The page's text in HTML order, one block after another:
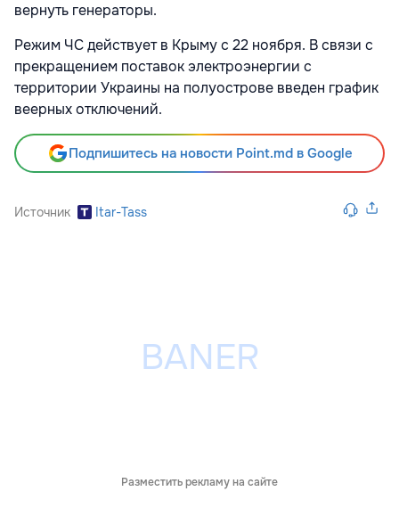
вернуть генераторы.
Режим ЧС действует в Крыму с 22 ноября. В связи с
прекращением поставок электроэнергии с
территории Украины на полуострове введен график
веерных отключений.
Подпишитесь на новости Point.md в Google
Источник Itar-Tass
Разместить рекламу на сайте